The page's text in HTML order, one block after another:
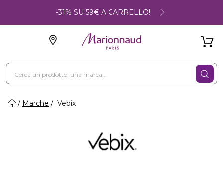
-31% SU 59€ A CARRELLO!
Marche Vebix